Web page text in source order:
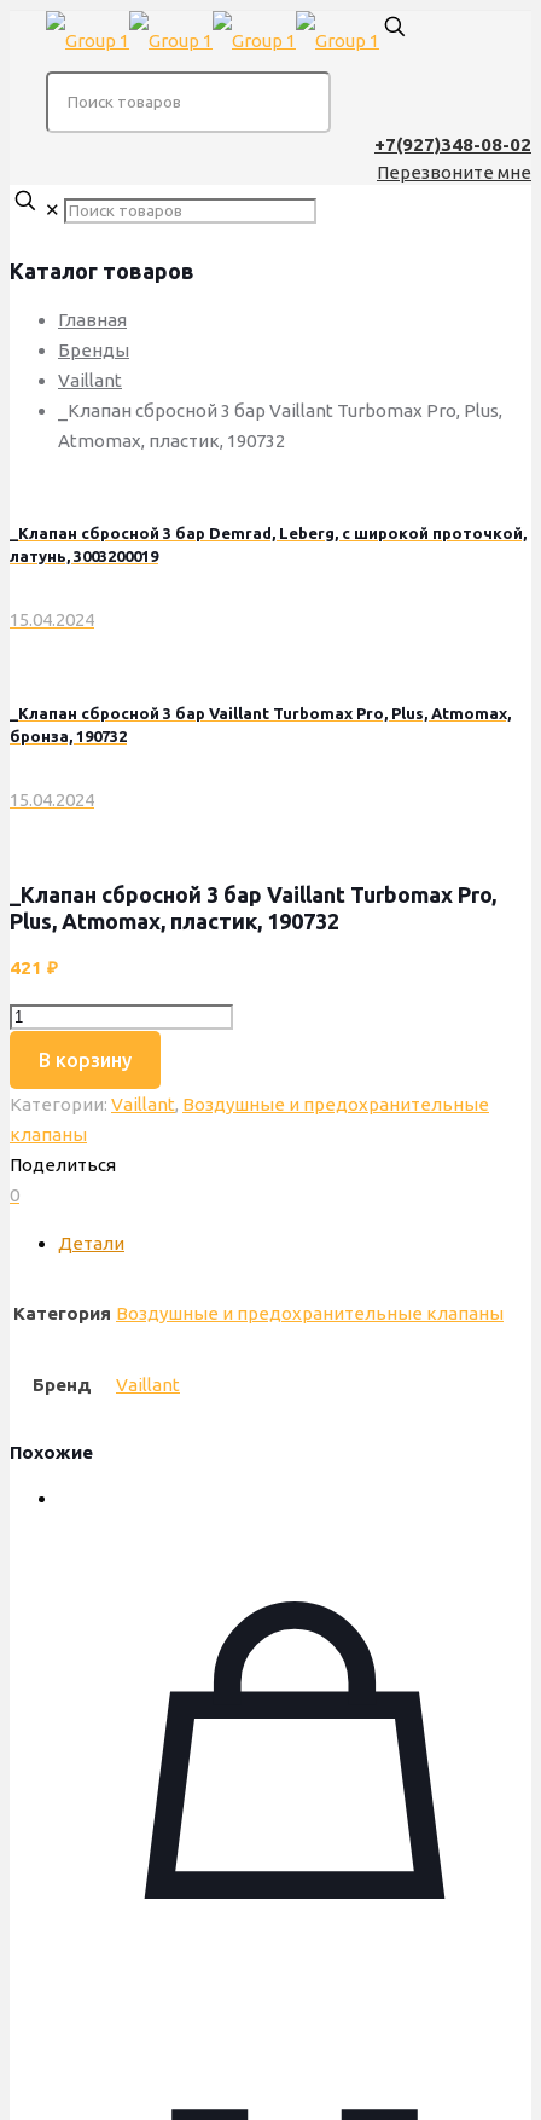
+7(927)348-08-02
Перезвоните мне
✕
Каталог товаров
Главная
Бренды
Vaillant
_Клапан сбросной 3 бар Vaillant Turbomax Pro, Plus,
Atmomax, пластик, 190732
_Клапан сбросной 3 бар Demrad, Leberg, с широкой проточкой,
латунь, 3003200019
15.04.2024
_Клапан сбросной 3 бар Vaillant Turbomax Pro, Plus, Atmomax,
бронза, 190732
15.04.2024
_Клапан сбросной 3 бар Vaillant Turbomax Pro,
Plus, Atmomax, пластик, 190732
421 ₽
Количество
_Клапан
сбросной
3
бар
Vaillant
Atmomax,
190732
В корзину
Категории: Vaillant, Воздушные и предохранительные
клапаны
Поделиться
0
Детали
Категория Воздушные и предохранительные клапаны
Бренд Vaillant
Похожие